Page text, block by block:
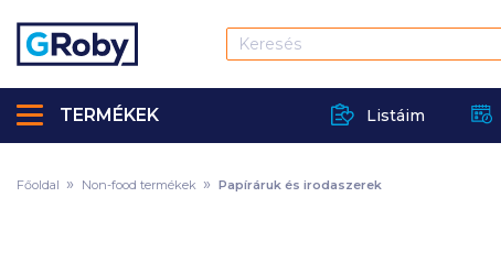
Listáim
TERMÉKEK
Főoldal Non-food termékek Papíráruk és irodaszerek